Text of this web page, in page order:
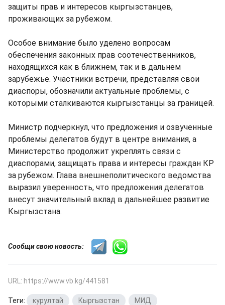
защиты прав и интересов кыргызстанцев,
проживающих за рубежом.
Особое внимание было уделено вопросам
обеспечения законных прав соотечественников,
находящихся как в ближнем, так и в дальнем
зарубежье. Участники встречи, представляя свои
диаспоры, обозначили актуальные проблемы, с
которыми сталкиваются кыргызстанцы за границей.
Министр подчеркнул, что предложения и озвученные
проблемы делегатов будут в центре внимания, а
Министерство продолжит укреплять связи с
диаспорами, защищать права и интересы граждан КР
за рубежом. Глава внешнеполитического ведомства
выразил уверенность, что предложения делегатов
внесут значительный вклад в дальнейшее развитие
Кыргызстана.
Сообщи свою новость:
URL: https://www.vb.kg/441581
Теги: курултай Кыргызстан МИД